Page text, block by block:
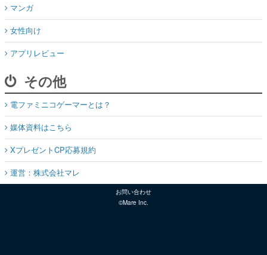
マンガ
女性向け
アプリレビュー
その他
電ファミニコゲーマーとは？
媒体資料はこちら
XプレゼントCP応募規約
運営：株式会社マレ
お問い合わせ
©Mare Inc.